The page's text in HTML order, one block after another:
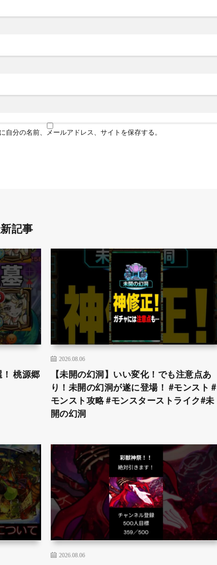
分の名前、メールアドレス、サイトを保存する。
記事
！ 桃源郷
2026.08.06
【未開の幻洞】いい変化！でも注意点あ
り！未開の幻洞が遂に登場！ #モンスト #
モンスト攻略 #モンスターストライク#未
開の幻洞
2026.08.06